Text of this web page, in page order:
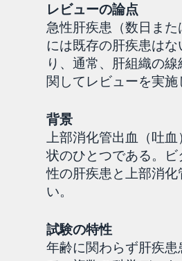
レビューの論点
急性肝疾患（数日ま
には既存の肝疾患は
り、通常、肝組織の
関してレビューを実施
背景
上部消化管出血（吐
状のひとつである。
性の肝疾患と上部消
い。
試験の特性
年齢に関わらず肝疾